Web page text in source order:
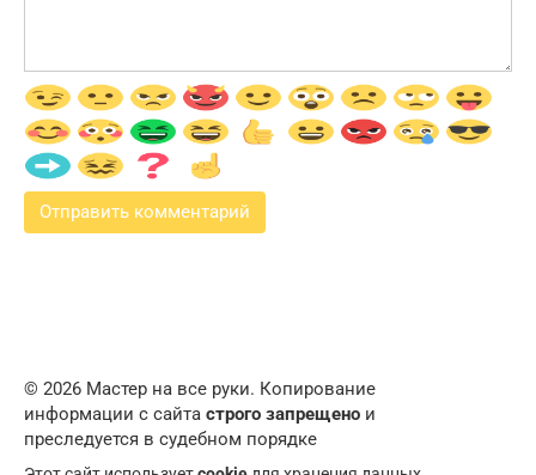
© 2026 Мастер на все руки. Копирование
информации с сайта строго запрещено и
преследуется в судебном порядке